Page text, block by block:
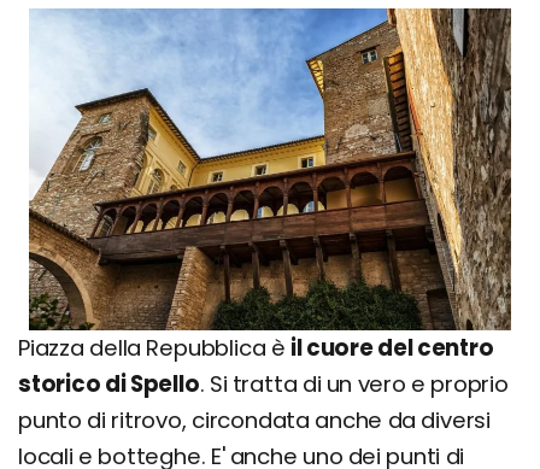
Piazza della Repubblica è il cuore del centro
storico di Spello. Si tratta di un vero e proprio
punto di ritrovo, circondata anche da diversi
locali e botteghe. E' anche uno dei punti di